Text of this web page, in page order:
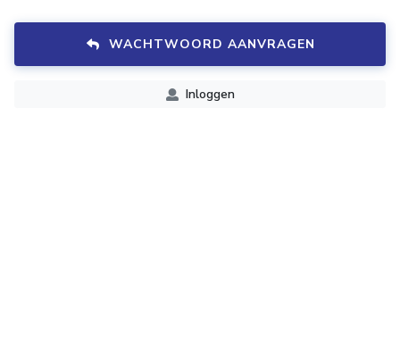
WACHTWOORD AANVRAGEN
Inloggen